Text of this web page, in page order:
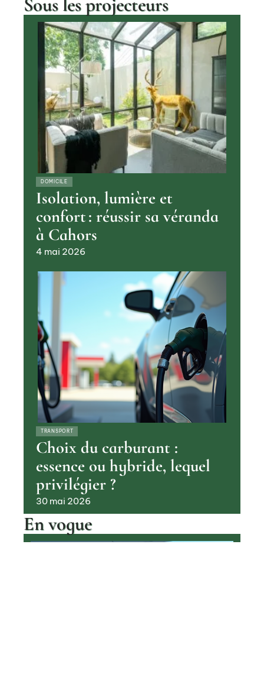
DOMICILE
Isolation, lumière et
confort : réussir sa véranda
à Cahors
4 mai 2026
TRANSPORT
Choix du carburant :
essence ou hybride, lequel
privilégier ?
30 mai 2026
En vogue